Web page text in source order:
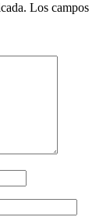
Los campos